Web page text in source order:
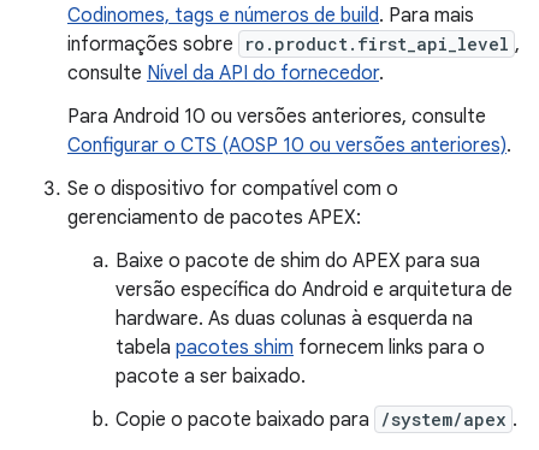
Codinomes, tags e números de build. Para mais
informações sobre
ro.product.first_api_level ,
consulte Nível da API do fornecedor.
Para Android 10 ou versões anteriores, consulte
Configurar o CTS (AOSP 10 ou versões anteriores).
Se o dispositivo for compatível com o
gerenciamento de pacotes APEX:
Baixe o pacote de shim do APEX para sua
versão específica do Android e arquitetura de
hardware. As duas colunas à esquerda na
tabela pacotes shim fornecem links para o
pacote a ser baixado.
Copie o pacote baixado para
/system/apex .